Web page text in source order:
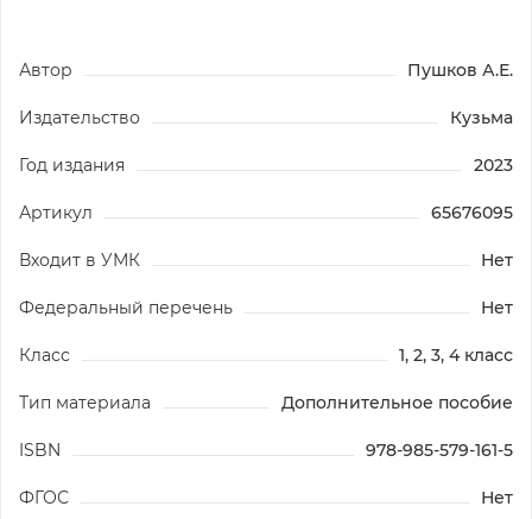
Автор Пушков А.Е.
Издательство Кузьма
Год издания 2023
Артикул 65676095
Входит в УМК Нет
Федеральный перечень Нет
Класс 1, 2, 3, 4 класс
Тип материала Дополнительное пособие
ISBN 978-985-579-161-5
ФГОС Нет